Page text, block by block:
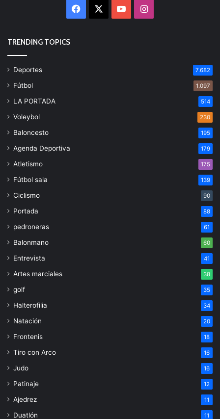
Facebook YouTubeInstagram
TRENDING TOPICS
Deportes 7.682
Fútbol 1.097
LA PORTADA 514
Voleybol 230
Baloncesto 195
Agenda Deportiva 179
Atletismo 175
Fútbol sala 139
Ciclismo 90
Portada 88
pedroneras 61
Balonmano 60
Entrevista 41
Artes marciales 38
golf 35
Halterofilia 34
Natación 20
Frontenis 18
Tiro con Arco 16
Judo 16
Patinaje 12
Ajedrez 11
Duatlón 11